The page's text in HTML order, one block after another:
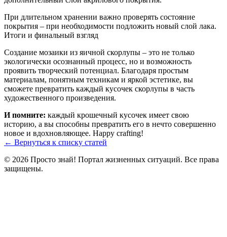
При длительном хранении важно проверять состояние
покрытия – при необходимости подложить новый слой лака.
Итоги и финальный взгляд
Создание мозаики из яичной скорлупы – это не только
экологически осознанный процесс, но и возможность
проявить творческий потенциал. Благодаря простым
материалам, понятным техникам и яркой эстетике, вы
сможете превратить каждый кусочек скорлупы в часть
художественного произведения.
И помните: каждый крошечный кусочек имеет свою
историю, а вы способны превратить его в нечто совершенно
новое и вдохновляющее. Happy crafting!
← Вернуться к списку статей
© 2026 Просто знай! Портал жизненных ситуаций. Все права
защищены.